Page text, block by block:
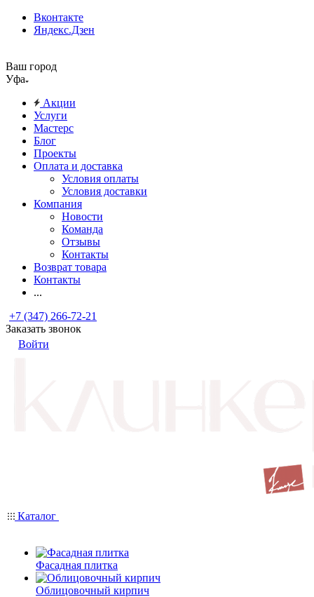
Вконтакте
Яндекс.Дзен
Ваш город
Уфа
Акции
Услуги
Мастерс
Блог
Проекты
Оплата и доставка
Условия оплаты
Условия доставки
Компания
Новости
Команда
Отзывы
Контакты
Возврат товара
Контакты
...
+7 (347) 266-72-21
Заказать звонок
Войти
Каталог
Фасадная плитка
Облицовочный кирпич